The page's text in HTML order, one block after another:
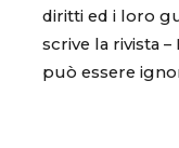
diritti ed i loro
scrive la rivista
può essere